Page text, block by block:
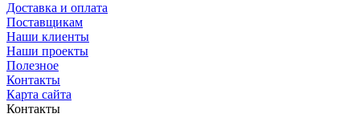
Доставка и оплата
Поставщикам
Наши клиенты
Наши проекты
Полезное
Контакты
Карта сайта
Контакты